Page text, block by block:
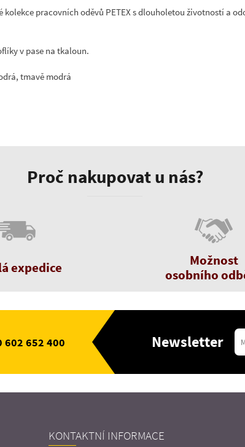
pracovních oděvů PETEX s dlouholetou životností a
v pase na tkaloun.
tmavě modrá
Proč nakupovat u nás?
expedice
Možnost
osobního
602 652 400 Newsletter
KONTAKTNÍ INFORMACE